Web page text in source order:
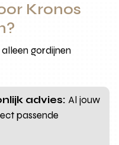
Kronos
gordijnen
advies: Al jouw
passende